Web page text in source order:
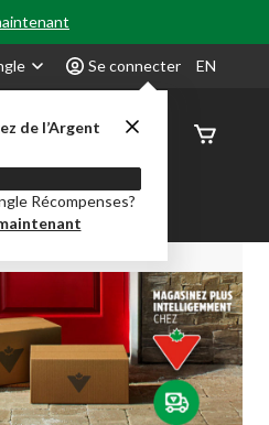
Se connecter
de l’Argent
Récompenses?
EN
de
Centre-auto